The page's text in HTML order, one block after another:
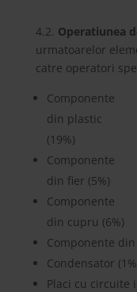
4.2. Operatiunea
urmatoarelor
catre operatori
Componente
din plastic
(19%)
Componente
din fier (5%)
Componente
din cupru (6%)
Componente
Condensator
Placi cu circuite